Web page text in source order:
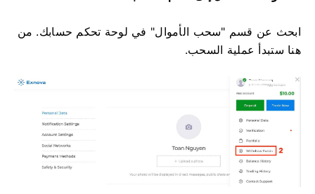
ابحث عن قسم "سحب الأموال" في لوحة تحكم حسابك. من
هنا ستبدأ عملية السحب.